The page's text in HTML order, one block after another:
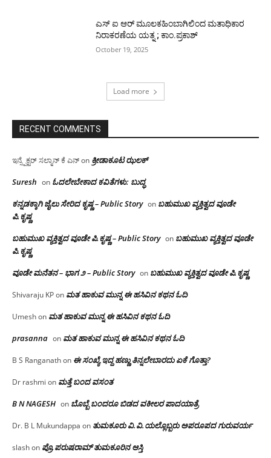
ಎಸ್ ಐ ಆರ್ ಮೂಲಕಹಿಂಬಾಗಿಲಿಂದ ಮತಾಧಿಕಾರ
ನಿರಾಕರಣೆಯ ಯತ್ನ ; ಕಾಂ.ಪ್ರಕಾಶ್
October 19, 2025
Load more
RECENT COMMENTS
ಇನ್ಸ್ಪೆಕ್ಟರ್ ಸಲ್ಮಾನ್ ಕೆ ಎನ್on ಕ್ರೀಡಾಕೂಟ ಝಲಕ್
Suresh on ಓದಲೇಬೇಕಾದ‌ ಕವಿತೆಗಳು: ಬುದ್ಧ
ಕನ್ನಡಕ್ಕಾಗಿ ಜೈಲು ಸೇರಿದ ಕೃಷ್ಣ – Public Story on ಬಹುಮುಖ ವ್ಯಕ್ತಿತ್ವದ ವೂಡೇ
ಪಿ.ಕೃಷ್ಣ
ಬಹುಮುಖ ವ್ಯಕ್ತಿತ್ವದ ವೂಡೇ ಪಿ.ಕೃಷ್ಣ – Public Story on ಬಹುಮುಖ ವ್ಯಕ್ತಿತ್ವದ ವೂಡೇ
ಪಿ.ಕೃಷ್ಣ
ವೂಡೇ ಮನೆತನ – ಭಾಗ ೨ – Public Story on ಬಹುಮುಖ ವ್ಯಕ್ತಿತ್ವದ ವೂಡೇ ಪಿ.ಕೃಷ್ಣ
Shivaraju KPon ಮತ ಹಾಕುವ ಮುನ್ನ ಈ ಹಸಿವಿನ ಕಥನ ಓದಿ
Umeshon ಮತ ಹಾಕುವ ಮುನ್ನ ಈ ಹಸಿವಿನ ಕಥನ ಓದಿ
prasanna on ಮತ ಹಾಕುವ ಮುನ್ನ ಈ ಹಸಿವಿನ ಕಥನ ಓದಿ
B S Ranganathon ಈ ಸಂಖ್ಯೆ ಇದ್ದ ಹಣ್ಣು ತಿನ್ನಲೇಬಾರದು ಏಕೆ ಗೊತ್ತಾ?
Dr rashmi on ಮತ್ತೆ ಬಂದ ವಸಂತ
B N NAGESH on ಬೊಬ್ಬೆ ಬಂದರೂ ಬಿಡದ ವಕೀಲರ ಪಾದಯಾತ್ರೆ
Dr. B L Mukundappa on ತುಮಕೂರು‌ ವಿ.ವಿ.ಯಲ್ಲೊಬ್ಬರು ಅಪರೂಪದ ಗುರುವರ್ಯ
slashon ಪ್ರೊ.ಪರುಷರಾಮ್ ತುಮಕೂರಿನ ಆಸ್ತಿ